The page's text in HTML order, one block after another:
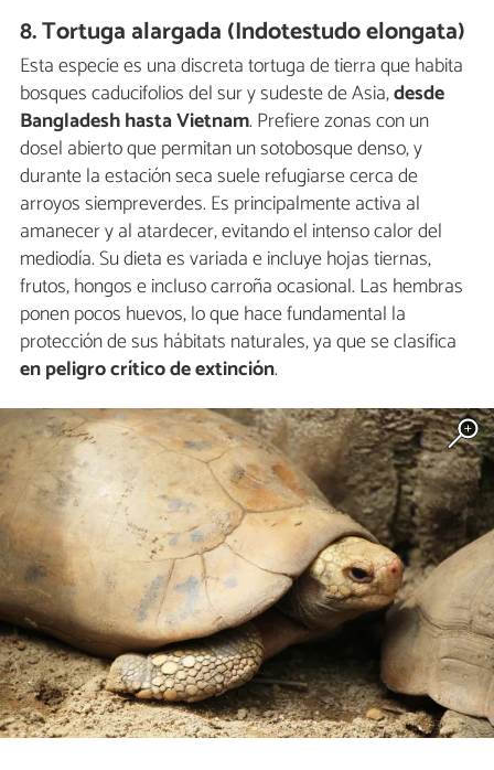
8. Tortuga alargada (Indotestudo elongata)
Esta especie es una discreta tortuga de tierra que habita
bosques caducifolios del sur y sudeste de Asia,desde
Bangladesh hasta Vietnam. Prefiere zonas con un
dosel abierto que permitan un sotobosque denso, y
durante la estación seca suele refugiarse cerca de
arroyos siempreverdes. Es principalmente activa al
amanecer y al atardecer, evitando el intenso calor del
mediodía. Su dieta es variada e incluye hojas tiernas,
frutos, hongos e incluso carroña ocasional. Las hembras
ponen pocos huevos, lo que hace fundamental la
protección de sus hábitats naturales, ya que se clasifica
en peligro crítico de extinción.